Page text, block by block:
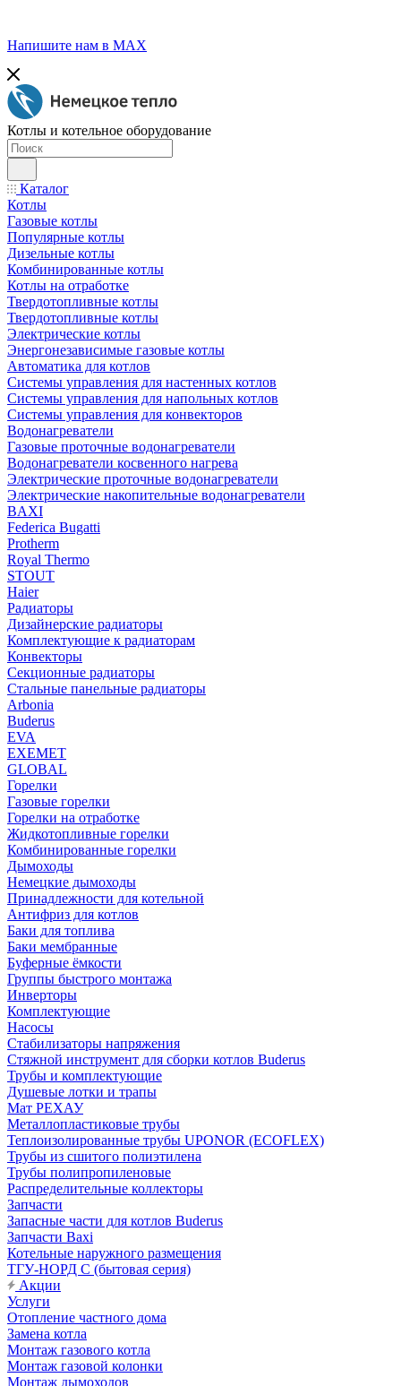
Напишите нам в МАХ
Котлы и котельное оборудование
Каталог
Котлы
Газовые котлы
Популярные котлы
Дизельные котлы
Комбинированные котлы
Котлы на отработке
Твердотопливные котлы
Твердотопливные котлы
Электрические котлы
Энергонезависимые газовые котлы
Автоматика для котлов
Системы управления для настенных котлов
Системы управления для напольных котлов
Системы управления для конвекторов
Водонагреватели
Газовые проточные водонагреватели
Водонагреватели косвенного нагрева
Электрические проточные водонагреватели
Электрические накопительные водонагреватели
BAXI
Federica Bugatti
Protherm
Royal Thermo
STOUT
Haier
Радиаторы
Дизайнерские радиаторы
Комплектующие к радиаторам
Конвекторы
Секционные радиаторы
Стальные панельные радиаторы
Arbonia
Buderus
EVA
EXEMET
GLOBAL
Горелки
Газовые горелки
Горелки на отработке
Жидкотопливные горелки
Комбинированные горелки
Дымоходы
Немецкие дымоходы
Принадлежности для котельной
Антифриз для котлов
Баки для топлива
Баки мембранные
Буферные ёмкости
Группы быстрого монтажа
Инверторы
Комплектующие
Насосы
Стабилизаторы напряжения
Стяжной инструмент для сборки котлов Buderus
Трубы и комплектующие
Душевые лотки и трапы
Мат РЕХАУ
Металлопластиковые трубы
Теплоизолированные трубы UPONOR (ECOFLEX)
Трубы из сшитого полиэтилена
Трубы полипропиленовые
Распределительные коллекторы
Запчасти
Запасные части для котлов Buderus
Запчасти Baxi
Котельные наружного размещения
ТГУ-НОРД С (бытовая серия)
Акции
Услуги
Отопление частного дома
Замена котла
Монтаж газового котла
Монтаж газовой колонки
Монтаж дымоходов